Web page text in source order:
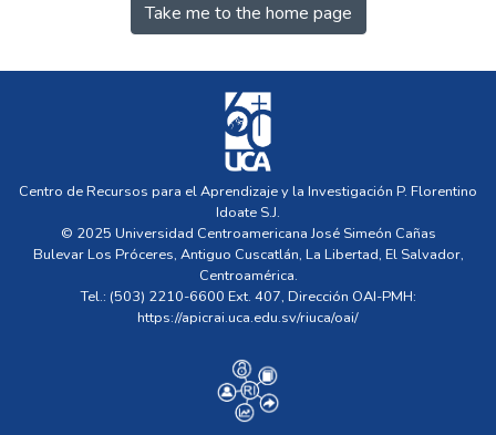
Take me to the home page
Centro de Recursos para el Aprendizaje y la Investigación P. Florentino
Idoate S.J.
© 2025 Universidad Centroamericana José Simeón Cañas
Bulevar Los Próceres, Antiguo Cuscatlán, La Libertad, El Salvador,
Centroamérica.
Tel.: (503) 2210-6600 Ext. 407, Dirección OAI-PMH:
https://apicrai.uca.edu.sv/riuca/oai/